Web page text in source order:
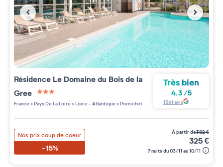
Résidence Le Domaine du Bois de la
Gree
3 étoiles sur 5
France>Pays De La Loire>Loire - Atlantique>Pornichet
Très bien
4.3/5
1361 avis
Nos prix coup de coeur
-15%
à partir de382€
325€
7 nuits du 03/11 au 10/11